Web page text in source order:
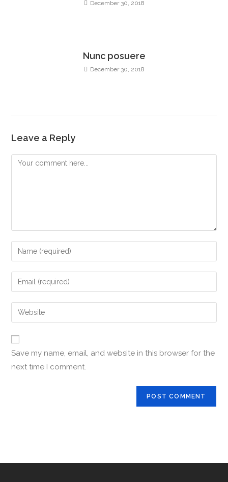
December 30, 2018
Nunc posuere
December 30, 2018
Leave a Reply
Save my name, email, and website in this browser for the
next time I comment.